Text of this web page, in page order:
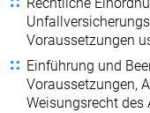
Voraussetzungen
Einführung und
Voraussetzungen,
Weisungsrecht des